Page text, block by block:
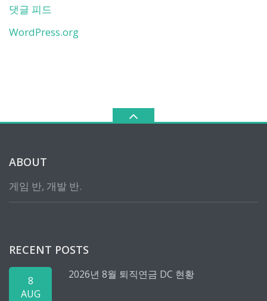
댓글 피드
WordPress.org
ABOUT
게임 반, 개발 반.
RECENT POSTS
8
AUG
2026년 8월 퇴직연금 DC 현황